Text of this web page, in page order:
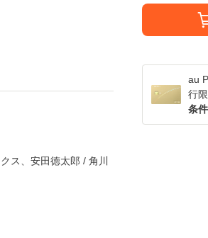
au
行
条
ス、安田徳太郎 / 角川